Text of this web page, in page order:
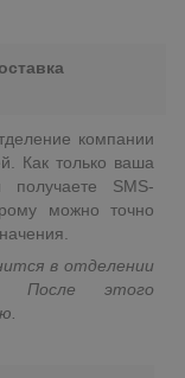
компании
Как только ваша
SMS-
можно точно
в отделении
После этого